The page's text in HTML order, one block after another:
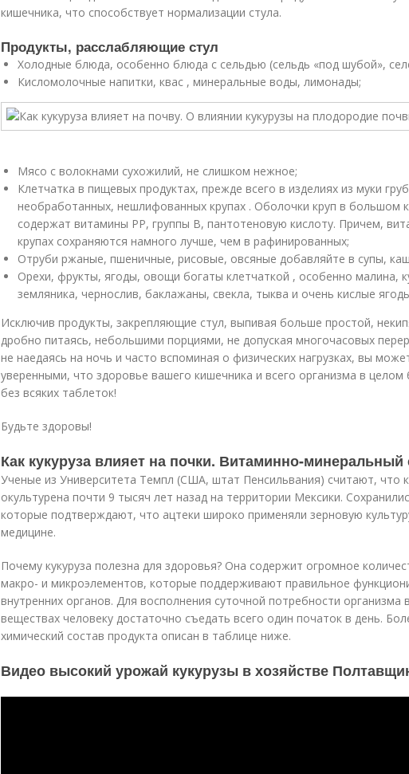
кишечника, что способствует нормализации стула.
Продукты, расслабляющие стул
Холодные блюда, особенно блюда с сельдью (сельдь «под шубой»,
Кисломолочные напитки, квас , минеральные воды, лимонады;
Мясо с волокнами сухожилий, не слишком нежное;
Клетчатка в пищевых продуктах, прежде всего в изделиях из муки
необработанных, нешлифованных крупах . Оболочки круп в большом
содержат витамины РР, группы В, пантотеновую кислоту. Причем,
крупах сохраняются намного лучше, чем в рафинированных;
Отруби ржаные, пшеничные, рисовые, овсяные добавляйте в супы,
Орехи, фрукты, ягоды, овощи богаты клетчаткой , особенно малина,
земляника, чернослив, баклажаны, свекла, тыква и очень кислые
Исключив продукты, закрепляющие стул, выпивая больше простой,
дробно питаясь, небольшими порциями, не допуская многочасовых
не наедаясь на ночь и часто вспоминая о физических нагрузках, вы
уверенными, что здоровье вашего кишечника и всего организма в целом
без всяких таблеток!
Будьте здоровы!
Как кукуруза влияет на почки. Витаминно-минеральный
Ученые из Университета Темпл (США, штат Пенсильвания) считают, что
окультурена почти 9 тысяч лет назад на территории Мексики.
которые подтверждают, что ацтеки широко применяли зерновую
медицине.
Почему кукуруза полезна для здоровья? Она содержит огромное
макро- и микроэлементов, которые поддерживают правильное
внутренних органов. Для восполнения суточной потребности организма
веществах человеку достаточно съедать всего один початок в день.
химический состав продукта описан в таблице ниже.
Видео высокий урожай кукурузы в хозяйстве